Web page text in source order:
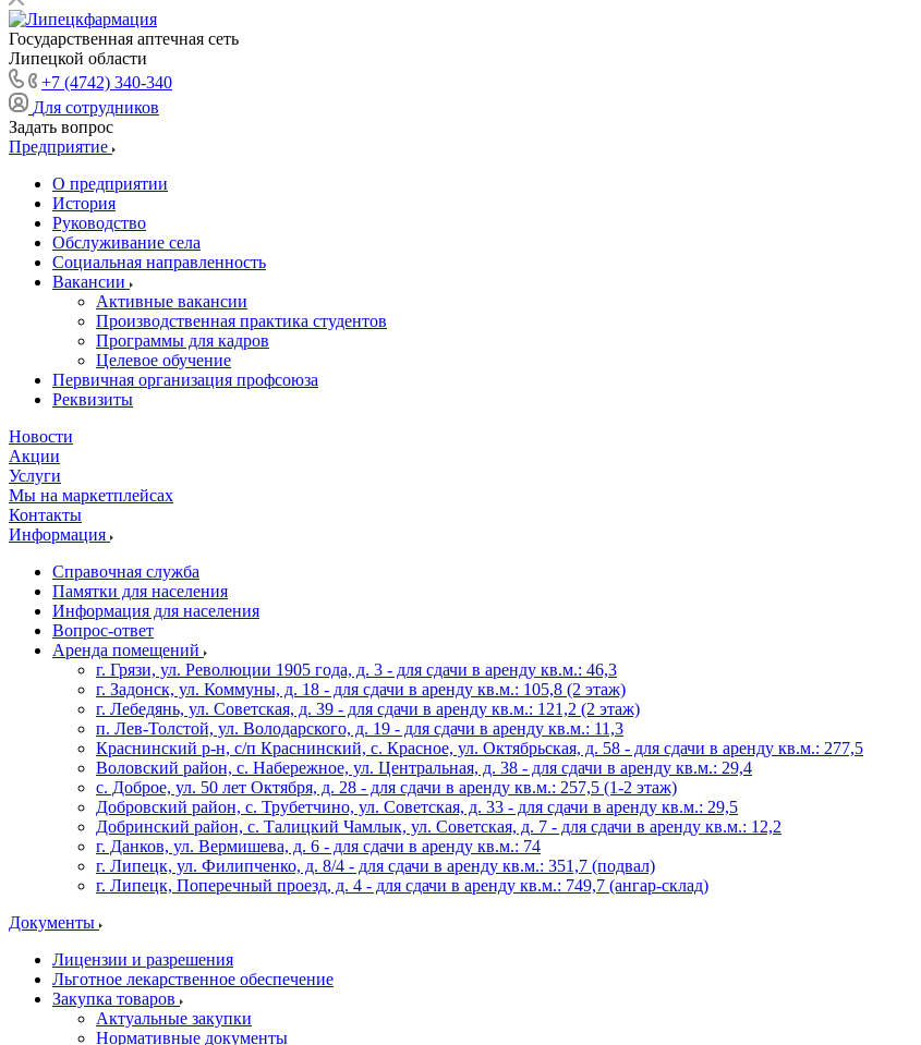
Государственная аптечная сеть
Липецкой области
+7 (4742) 340-340
Для сотрудников
Задать вопрос
Предприятие
О предприятии
История
Руководство
Обслуживание села
Социальная направленность
Вакансии
Активные вакансии
Производственная практика студентов
Программы для кадров
Целевое обучение
Первичная организация профсоюза
Реквизиты
Новости
Акции
Услуги
Мы на маркетплейсах
Контакты
Информация
Справочная служба
Памятки для населения
Информация для населения
Вопрос-ответ
Аренда помещений
г. Грязи, ул. Революции 1905 года, д. 3 - для сдачи в аренду кв.м.: 46,3
г. Задонск, ул. Коммуны, д. 18 - для сдачи в аренду кв.м.: 105,8 (2 этаж)
г. Лебедянь, ул. Советская, д. 39 - для сдачи в аренду кв.м.: 121,2 (2 этаж)
п. Лев-Толстой, ул. Володарского, д. 19 - для сдачи в аренду кв.м.: 11,3
Краснинский р-н, с/п Краснинский, с. Красное, ул. Октябрьская, д. 58 - для сдачи в аренду кв.м.: 277,5
Воловский район, с. Набережное, ул. Центральная, д. 38 - для сдачи в аренду кв.м.: 29,4
с. Доброе, ул. 50 лет Октября, д. 28 - для сдачи в аренду кв.м.: 257,5 (1-2 этаж)
Добровский район, с. Трубетчино, ул. Советская, д. 33 - для сдачи в аренду кв.м.: 29,5
Добринский район, с. Талицкий Чамлык, ул. Советская, д. 7 - для сдачи в аренду кв.м.: 12,2
г. Данков, ул. Вермишева, д. 6 - для сдачи в аренду кв.м.: 74
г. Липецк, ул. Филипченко, д. 8/4 - для сдачи в аренду кв.м.: 351,7 (подвал)
г. Липецк, Поперечный проезд, д. 4 - для сдачи в аренду кв.м.: 749,7 (ангар-склад)
Документы
Лицензии и разрешения
Льготное лекарственное обеспечение
Закупка товаров
Актуальные закупки
Нормативные документы